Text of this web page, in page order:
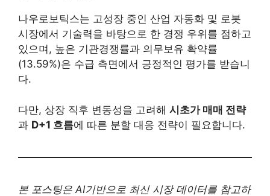
나우로보틱스는 고성장 중인 산업 자동화 및 로봇
시장에서 기술력을 바탕으로 한 경쟁 우위를 점하고
있으며, 높은 기관경쟁률과 의무보유 확약률
(13.59%)은 수급 측면에서 긍정적인 평가를 받습니
다.
다만, 상장 직후 변동성을 고려해 시초가 매매 전략
과 D+1 흐름에 따른 분할 대응 전략이 필요합니다.
본 포스팅은 AI기반으로 최신 시장 데이터를 참고하